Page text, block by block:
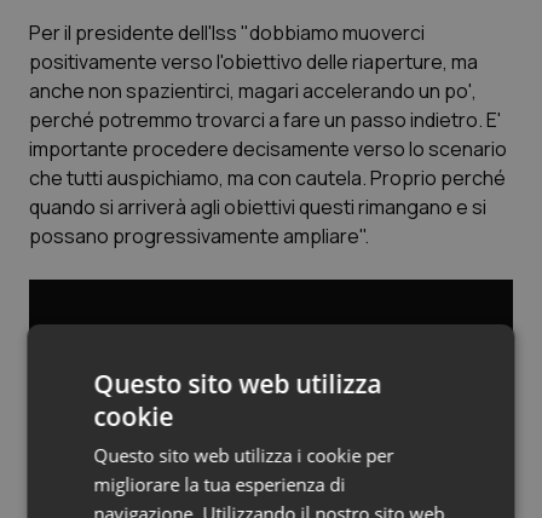
Veneto
Oncoematologia
Oncologia & Nutrizione
Psoriasi & pelle
Quotidiano Cardiologia
Quotidiano Pediatria
Rene & patologie urogenitali
Per il presidente dell'Iss "dobbiamo muoverci
positivamente verso l'obiettivo delle riaperture, ma
anche non spazientirci, magari accelerando un po',
perché potremmo trovarci a fare un passo indietro. E'
importante procedere decisamente verso lo scenario
che tutti auspichiamo, ma con cautela. Proprio perché
quando si arriverà agli obiettivi questi rimangano e si
possano progressivamente ampliare".
Questo sito web utilizza
cookie
Questo sito web utilizza i cookie per
migliorare la tua esperienza di
navigazione. Utilizzando il nostro sito web